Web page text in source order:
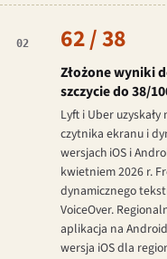
02 62 / 38
Złożone wyniki
szczycie do 38/
Lyft i Uber
czytnika ekranu i
wersjach iOS i
kwietniem 2026 r.
dynamicznego
VoiceOver.
aplikacja na
wersja iOS dla